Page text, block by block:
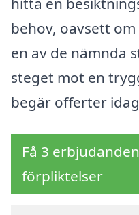
behov, oavsett
en av de nämnda
steget mot en
begär offerter
Få 3
förpliktelser